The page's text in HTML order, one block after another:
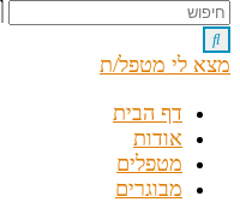
מצא לי מטפל/ת
דף הבית
אודות
מטפלים
מבוגרים